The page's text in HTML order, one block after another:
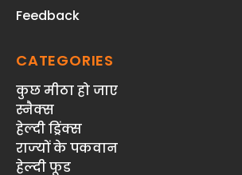
Feedback
CATEGORIES
कुछ मीठा हो जाए
स्‍नैक्‍स
हेल्दी ड्रिंक्स
राज्‍यों के पकवान
हेल्‍दी फूड